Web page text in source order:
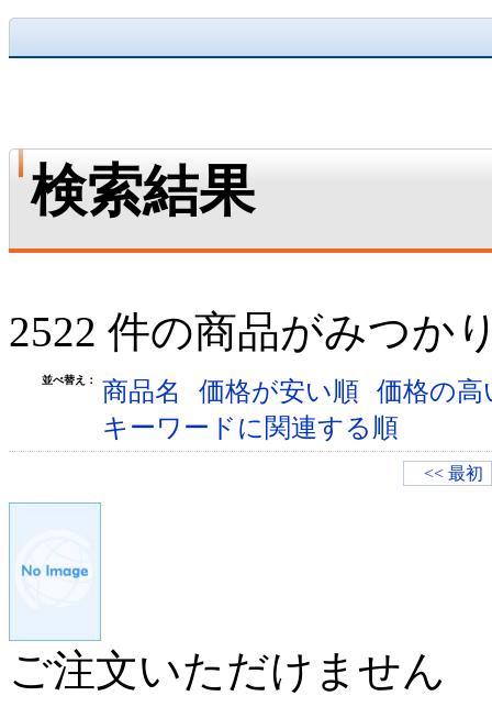
検索結果
2522 件の商品がみつか
並べ替え： 商品名 価格が安い順 価格の
キーワードに関連する順
<< 最初
ご注文いただけません